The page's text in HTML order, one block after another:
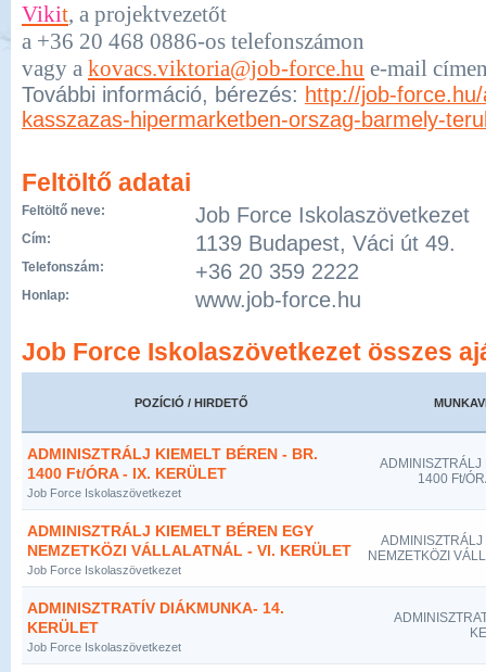
Vikit, a projektvezetőt
a +36 20 468 0886-os telefonszámon
vagy a kovacs.viktoria@job-force.hu e-mail
További információ, bérezés: http://job-
kasszazas-hipermarketben-orszag-barmely-
Feltöltő adatai
Feltöltő neve: Job Force Iskolaszövetkezet
Cím: 1139 Budapest, Váci út 49.
Telefonszám: +36 20 359 2222
Honlap: www.job-force.hu
Job Force Iskolaszövetkezet összes
POZÍCIÓ / HIRDETŐ
ADMINISZTRÁLJ KIEMELT BÉREN - BR.
1400 Ft/ÓRA - IX. KERÜLET
Job Force Iskolaszövetkezet
ADMINISZTRÁLJ
1400 Ft/
ADMINISZTRÁLJ KIEMELT BÉREN EGY
NEMZETKÖZI VÁLLALATNÁL - VI. KERÜLET
Job Force Iskolaszövetkezet
NEMZETKÖZI
ADMINISZTRATÍV DIÁKMUNKA- 14.
KERÜLET
Job Force Iskolaszövetkezet